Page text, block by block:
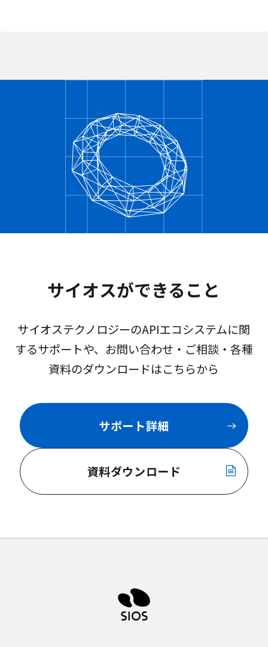
サイオスができること
サイオステクノロジーのAPIエコシステムに関
するサポートや、お問い合わせ・ご相談・各種
資料のダウンロードはこちらから
サポート詳細
資料ダウンロード